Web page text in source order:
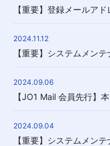
【重要】登録メールア
2024.11.12
【重要】システムメン
2024.09.06
【JO1 Mail 会員先行】
2024.09.04
【重要】システムメン